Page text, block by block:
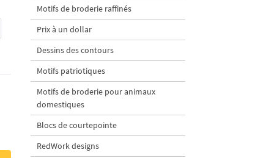
$4| Acheter
Motifs de broderie raffinés
Prix à un dollar
Dessins des contours
Motifs patriotiques
Motifs de broderie pour animaux
domestiques
Blocs de courtepointe
RedWork designs